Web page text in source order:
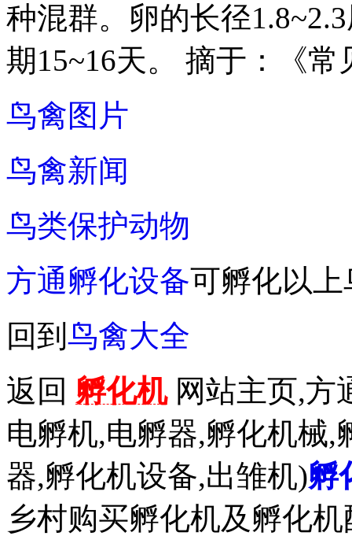
种混群。卵的长径
期15~16天。 摘于：《
鸟禽图片
鸟禽新闻
鸟类保护动物
方通孵化设备可孵化以上
回到 鸟禽大全
返回 孵化机网站主页,方
电孵机,电孵器,孵化机械,
器,孵化机设备,出雏机)孵
乡村购买孵化机及孵化